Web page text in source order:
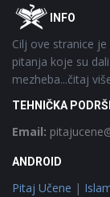
FooterOINFO
Cilj ove stranice
pitanja koje su
mezheba...čitaj
TEHNIČKA
Email:
ANDROID
Pitaj Učene |